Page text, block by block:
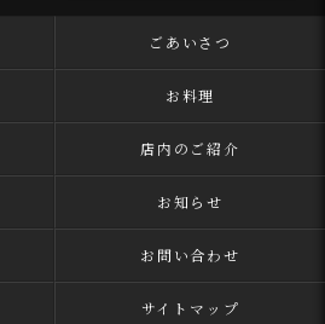
ごあいさつ
お料理
店内のご紹介
お知らせ
お問い合わせ
サイトマップ